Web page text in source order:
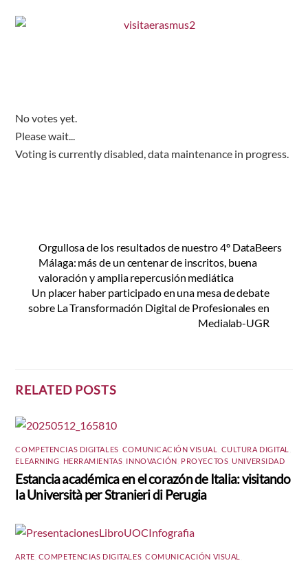
No votes yet.
Please wait...
Voting is currently disabled, data maintenance in progress.
Orgullosa de los resultados de nuestro 4º DataBeers
Málaga: más de un centenar de inscritos, buena
valoración y amplia repercusión mediática
Un placer haber participado en una mesa de debate
sobre La Transformación Digital de Profesionales en
Medialab-UGR
RELATED POSTS
COMPETENCIAS DIGITALES COMUNICACIÓN VISUAL CULTURA DIGITAL
ELEARNING HERRAMIENTAS INNOVACIÓN PROYECTOS ,UNIVERSIDAD
Estancia académica en el corazón de Italia: visitando
la Università per Stranieri di Perugia
ARTE COMPETENCIAS DIGITALES ,COMUNICACIÓN VISUAL